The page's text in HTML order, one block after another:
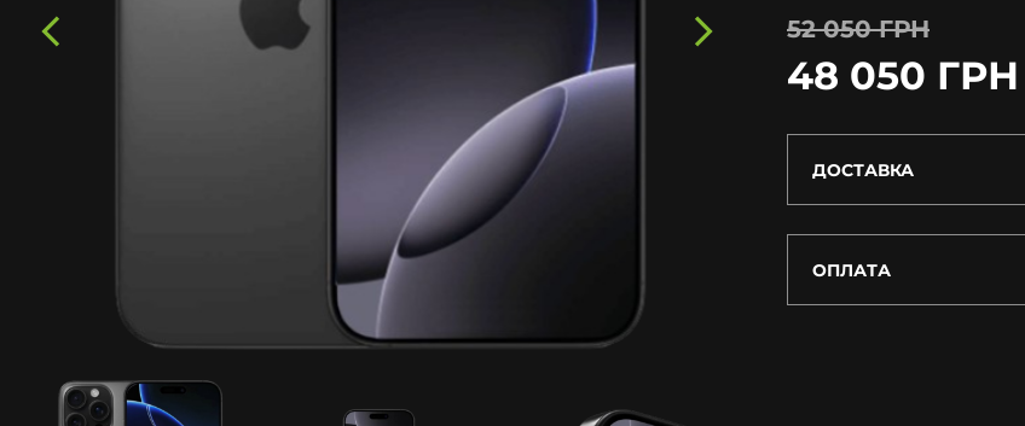
52 050 ГРН
48 050 ГРН
ДОСТАВКА
ОПЛАТА